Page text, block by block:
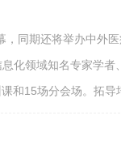
同期还将举办中外
化领域知名专家学
和15场分会场。拓